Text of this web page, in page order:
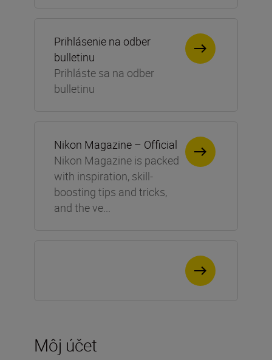
Prihlásenie na odber
bulletinu
Prihláste sa na odber
bulletinu
Nikon Magazine – Official
Nikon Magazine is packed
with inspiration, skill-
boosting tips and tricks,
and the ve...
Môj účet